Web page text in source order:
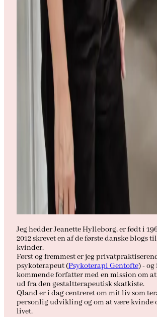
Jeg hedder Jeanette Hylleborg, er født i
2012 skrevet en af de første danske blogs
kvinder.
Først og fremmest er jeg
psykoterapeut (Psykoterapi Gentofte) - og
kommende forfatter med en mission om
ud fra den gestaltterapeutisk skatkiste.
Qland er i dag centreret om mit liv som
personlig udvikling og om at være kvinde
livet.